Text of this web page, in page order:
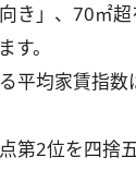
き」、70㎡
す。
平均家賃指
第2位を四捨